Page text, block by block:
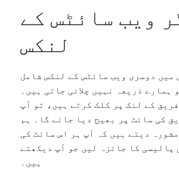
ویب سائٹس کے
لنکس
میں دوسری ویب سائٹس کے لنکس شامل
ہمارے ذریعہ نہیں چلائی جاتی ہیں۔
کے لنک پر کلک کرتے ہیں، تو آپ
کی سائٹ پر بھیج دیا جائے گا۔ ہم
دیتے ہیں کہ آپ ہر اس سائٹ کی
پالیسی کا جائزہ لیں جو آپ دیکھتے
ہیں۔